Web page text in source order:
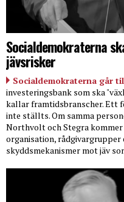
Socialdemokraterna
jävsrisker
Socialdemokraterna går
investeringsbank som ska
kallar framtidsbranscher. Ett
inte ställts. Om samma
Northvolt och Stegra kommer
organisation, rådgivargrupper
skyddsmekanismer mot jäv